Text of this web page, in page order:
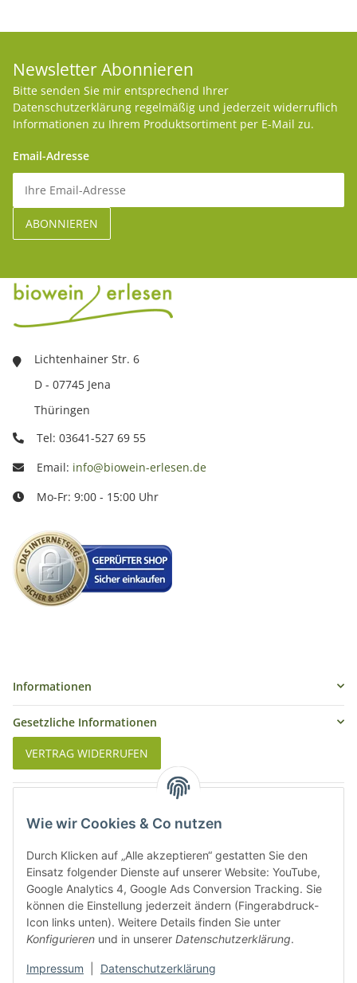
Wie wir Cookies & Co nutzen
Durch Klicken auf „Alle akzeptieren“ gestatten Sie den
Einsatz folgender Dienste auf unserer Website: YouTube,
Google Analytics 4, Google Ads Conversion Tracking. Sie
können die Einstellung jederzeit ändern (Fingerabdruck-
Icon links unten). Weitere Details finden Sie unter
Konfigurieren und in unserer Datenschutzerklärung.
Impressum Datenschutzerklärung
Newsletter Abonnieren
Bitte senden Sie mir entsprechend Ihrer
Datenschutzerklärung regelmäßig und jederzeit widerruflich
Informationen zu Ihrem Produktsortiment per E-Mail zu.
Email-Adresse
Lichtenhainer Str. 6
D - 07745 Jena
Thüringen
Tel: 03641-527 69 55
Email: info@biowein-erlesen.de
Mo-Fr: 9:00 - 15:00 Uhr
Informationen
Gesetzliche Informationen
VERTRAG WIDERRUFEN
Weinbauregionen und Weinbaugebiete in Österreich
Weiße Rebsorten
Rote Rebsorten